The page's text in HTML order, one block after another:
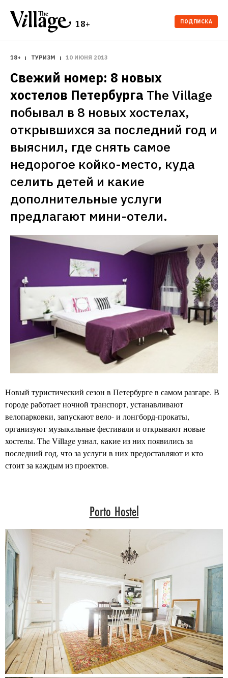
18+ ПОДПИСКА
18+ ТУРИЗМ 10 ИЮНЯ 2013
Свежий номер: 8 новых
хостелов Петербурга The Village
побывал в 8 новых хостелах,
открывшихся за последний год и
выяснил, где снять самое
недорогое койко-место, куда
селить детей и какие
дополнительные услуги
предлагают мини-отели.
Новый туристический сезон в Петербурге в самом разгаре. В
городе работает ночной транспорт, устанавливают
велопарковки, запускают вело- и лонгборд-прокаты,
организуют музыкальные фестивали и открывают новые
хостелы. The Village узнал, какие из них появились за
последний год, что за услуги в них предоставляют и кто
стоит за каждым из проектов.
Porto Hostel